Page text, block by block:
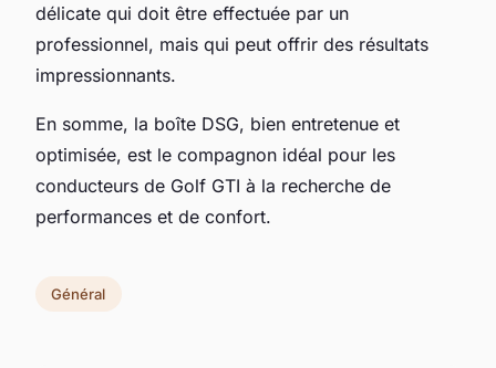
délicate qui doit être effectuée par un
professionnel, mais qui peut offrir des résultats
impressionnants.
En somme, la boîte DSG, bien entretenue et
optimisée, est le compagnon idéal pour les
conducteurs de Golf GTI à la recherche de
performances et de confort.
Général